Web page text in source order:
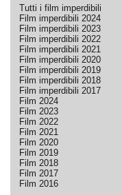
Tutti i film imperdibili
Film imperdibili 2024
Film imperdibili 2023
Film imperdibili 2022
Film imperdibili 2021
Film imperdibili 2020
Film imperdibili 2019
Film imperdibili 2018
Film imperdibili 2017
Film 2024
Film 2023
Film 2022
Film 2021
Film 2020
Film 2019
Film 2018
Film 2017
Film 2016